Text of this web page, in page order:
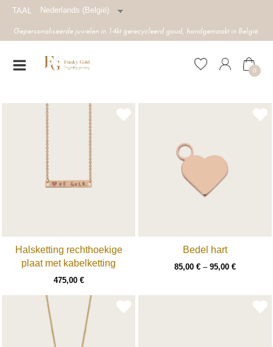
TAAL Nederlands (België)
Gepersonaliseerde juwelen in 14kt gerecycleerd goud, handgemaakt in België.
0
Halsketting rechthoekige
plaat met kabelketting
475,00 €
Bedel hart
85,00 € – 95,00 €